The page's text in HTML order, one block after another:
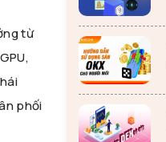
từ
phối